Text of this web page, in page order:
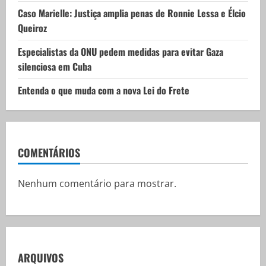
Caso Marielle: Justiça amplia penas de Ronnie Lessa e Élcio
Queiroz
Especialistas da ONU pedem medidas para evitar Gaza
silenciosa em Cuba
Entenda o que muda com a nova Lei do Frete
COMENTÁRIOS
Nenhum comentário para mostrar.
ARQUIVOS